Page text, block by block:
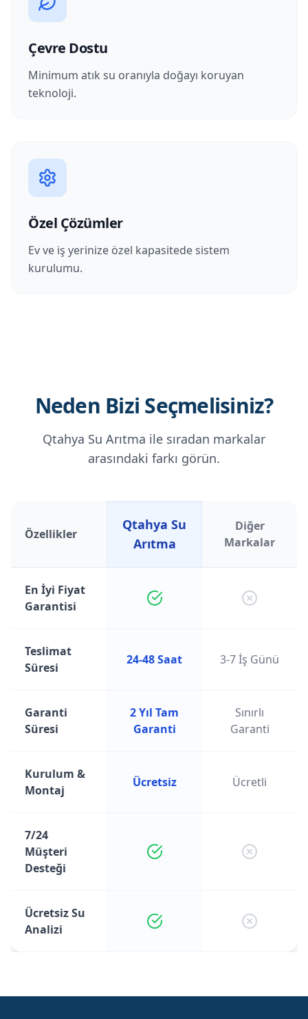
Çevre Dostu
Minimum atık su oranıyla doğayı koruyan
teknoloji.
Özel Çözümler
Ev ve iş yerinize özel kapasitede sistem
kurulumu.
Neden Bizi Seçmelisiniz?
Qtahya Su Arıtma ile sıradan markalar
arasındaki farkı görün.
Özellikler
Qtahya Su
Arıtma
Diğer
Markalar
En İyi Fiyat
Garantisi
Teslimat
Süresi
24-48 Saat 3-7 İş Günü
Garanti
Süresi
2 Yıl Tam
Garanti
Sınırlı
Garanti
Kurulum &
Montaj
Ücretsiz Ücretli
7/24
Müşteri
Desteği
Ücretsiz Su
Analizi